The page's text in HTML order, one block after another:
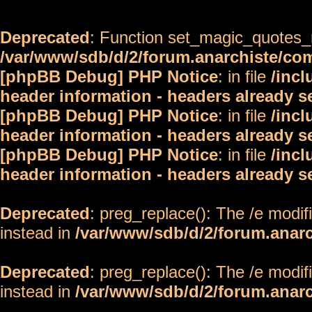
Deprecated: Function
/var/www/sdb/d/2/forum.anarchiste/
[phpBB Debug] PHP Notice: in file /
header information - headers already
[phpBB Debug] PHP Notice: in file /
header information - headers already
[phpBB Debug] PHP Notice: in file /
header information - headers already
Deprecated: preg_replace(): The /e
instead in /var/www/sdb/d/2/
Deprecated: preg_replace(): The /e
instead in /var/www/sdb/d/2/